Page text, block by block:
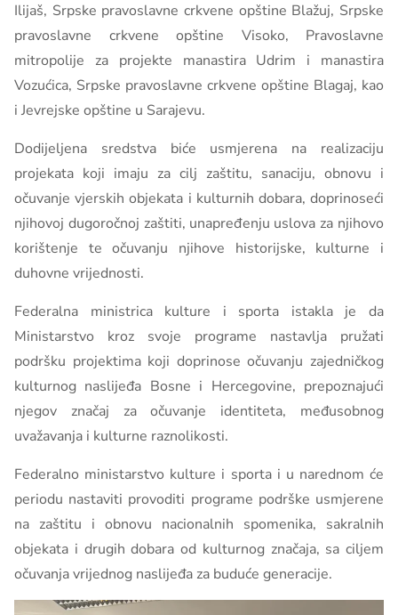
Ilijaš, Srpske pravoslavne crkvene opštine Blažuj, Srpske
pravoslavne crkvene opštine Visoko, Pravoslavne
mitropolije za projekte manastira Udrim i manastira
Vozućica, Srpske pravoslavne crkvene opštine Blagaj, kao
i Jevrejske opštine u Sarajevu.
Dodijeljena sredstva biće usmjerena na realizaciju
projekata koji imaju za cilj zaštitu, sanaciju, obnovu i
očuvanje vjerskih objekata i kulturnih dobara, doprinoseći
njihovoj dugoročnoj zaštiti, unapređenju uslova za njihovo
korištenje te očuvanju njihove historijske, kulturne i
duhovne vrijednosti.
Federalna ministrica kulture i sporta istakla je da
Ministarstvo kroz svoje programe nastavlja pružati
podršku projektima koji doprinose očuvanju zajedničkog
kulturnog naslijeđa Bosne i Hercegovine, prepoznajući
njegov značaj za očuvanje identiteta, međusobnog
uvažavanja i kulturne raznolikosti.
Federalno ministarstvo kulture i sporta i u narednom će
periodu nastaviti provoditi programe podrške usmjerene
na zaštitu i obnovu nacionalnih spomenika, sakralnih
objekata i drugih dobara od kulturnog značaja, sa ciljem
očuvanja vrijednog naslijeđa za buduće generacije.